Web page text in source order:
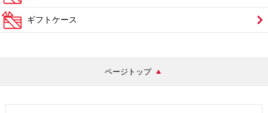
ギフトケース
ページトップ